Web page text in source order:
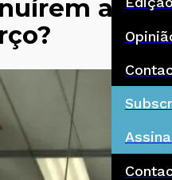
a